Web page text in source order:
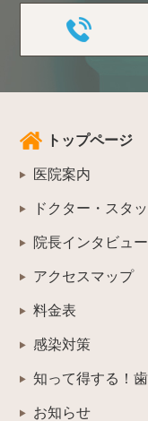
トップページ
医院案内
ドクター・スタ
院長インタビュー
アクセスマップ
料金表
感染対策
知って得する！
お知らせ